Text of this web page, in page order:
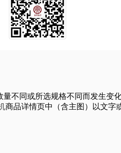
不同或所选规格不同而发生变
商品详情页中（含主图）以文字